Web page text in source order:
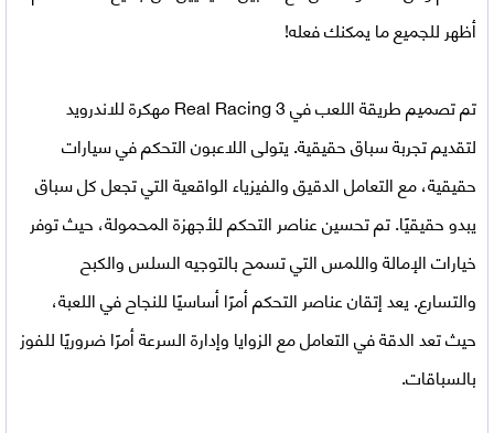
أظهر للجميع ما يمكنك فعله!
تم تصميم طريقة اللعب فيReal Racing 3 مهكرة للاندرويد
لتقديم تجربة سباق حقيقية. يتولى اللاعبون التحكم في سيارات
حقيقية، مع التعامل الدقيق والفيزياء الواقعية التي تجعل كل سباق
يبدو حقيقيًا. تم تحسين عناصر التحكم للأجهزة المحمولة، حيث توفر
خيارات الإمالة واللمس التي تسمح بالتوجيه السلس والكبح
والتسارع. يعد إتقان عناصر التحكم أمرًا أساسيًا للنجاح في اللعبة،
حيث تعد الدقة في التعامل مع الزوايا وإدارة السرعة أمرًا ضروريًا للفوز
بالسباقات.